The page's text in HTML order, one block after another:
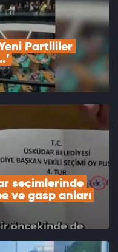
Partililer
seçimlerinde
ve gasp anları